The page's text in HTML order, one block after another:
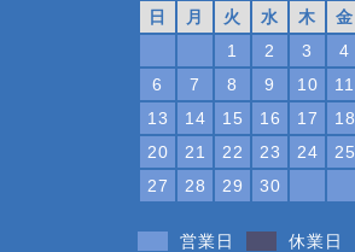
日 月 火 水 木 金
1
2 3 4
6
7 8 9 10 11
13
14 15 16 17 18
20
21 22 23 24 25
27
28 29 30
営業日 休業日